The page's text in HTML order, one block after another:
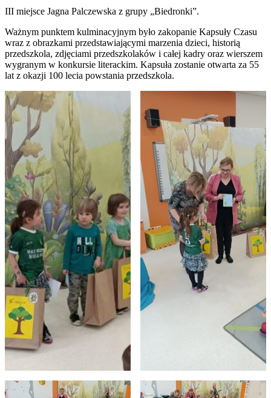
III miejsce Jagna Palczewska z grupy „Biedronki”.
Ważnym punktem kulminacyjnym było zakopanie Kapsuły Czasu
wraz z obrazkami przedstawiającymi marzenia dzieci, historią
przedszkola, zdjęciami przedszkolaków i całej kadry oraz wierszem
wygranym w konkursie literackim. Kapsuła zostanie otwarta za 55
lat z okazji 100 lecia powstania przedszkola.